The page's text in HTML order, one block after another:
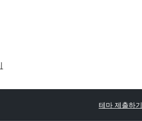
테마 제출하기